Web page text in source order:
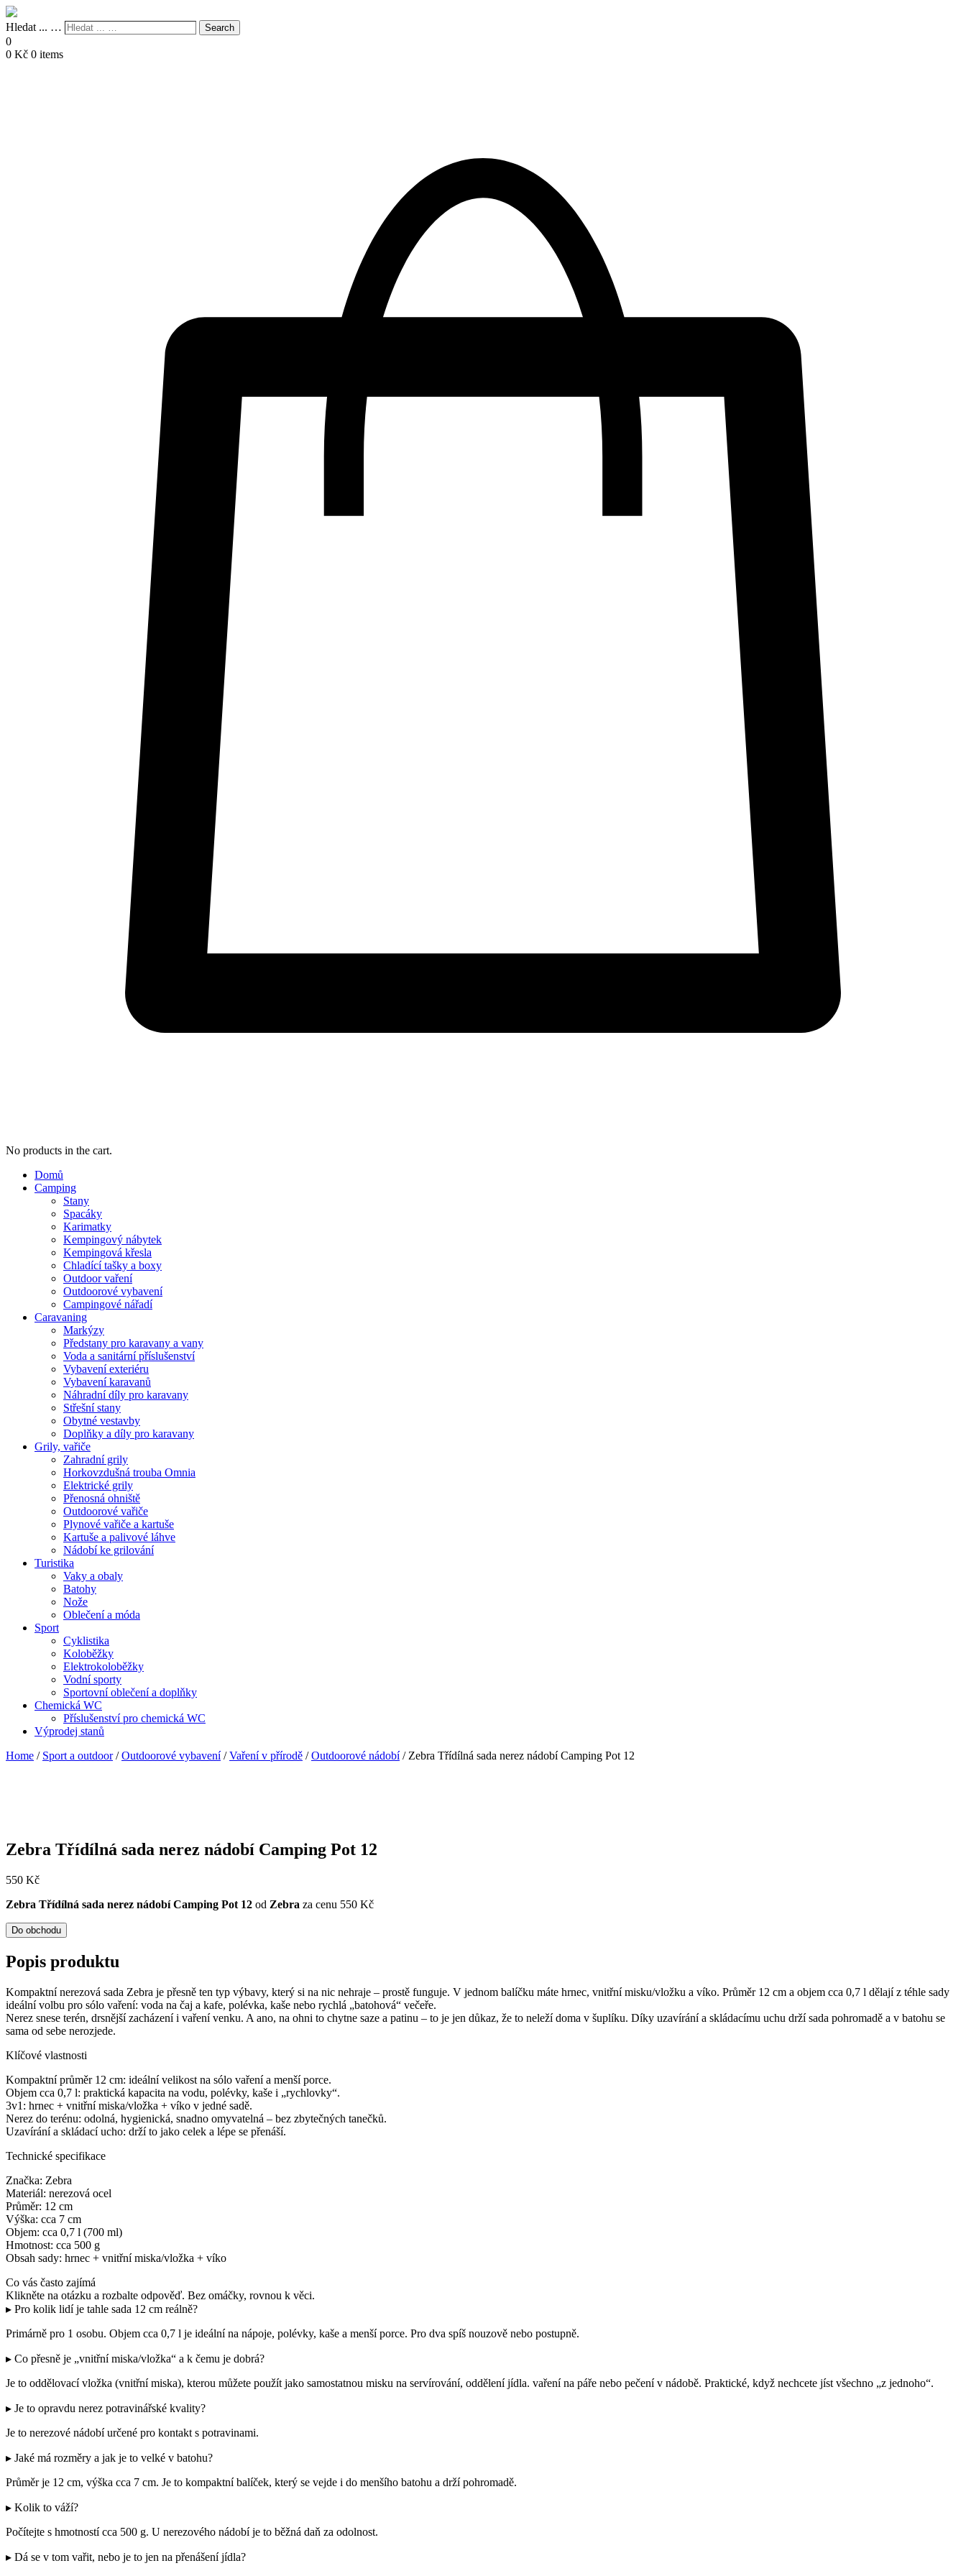
Hledat ... … Search
0
0 Kč 0 items
No products in the cart.
Domů
Camping
Stany
Spacáky
Karimatky
Kempingový nábytek
Kempingová křesla
Chladící tašky a boxy
Outdoor vaření
Outdoorové vybavení
Campingové nářadí
Caravaning
Markýzy
Předstany pro karavany a vany
Voda a sanitární příslušenství
Vybavení exteriéru
Vybavení karavanů
Náhradní díly pro karavany
Střešní stany
Obytné vestavby
Doplňky a díly pro karavany
Grily, vařiče
Zahradní grily
Horkovzdušná trouba Omnia
Elektrické grily
Přenosná ohniště
Outdoorové vařiče
Plynové vařiče a kartuše
Kartuše a palivové láhve
Nádobí ke grilování
Turistika
Vaky a obaly
Batohy
Nože
Oblečení a móda
Sport
Cyklistika
Koloběžky
Elektrokoloběžky
Vodní sporty
Sportovní oblečení a doplňky
Chemická WC
Příslušenství pro chemická WC
Výprodej stanů
Home / Sport a outdoor/Outdoorové vybavení/Vaření v přírodě /Outdoorové nádobí/ Zebra Třídílná sada nerez nádobí Camping Pot 12
Zebra Třídílná sada nerez nádobí Camping Pot 12
550 Kč
Zebra Třídílná sada nerez nádobí Camping Pot 12 od Zebra za cenu 550 Kč
Do obchodu
Popis produktu
Kompaktní nerezová sada Zebra je přesně ten typ výbavy, který si na nic nehraje – prostě funguje. V jednom balíčku máte hrnec, vnitřní misku/vložku a víko. Průměr 12 cm a objem cca 0,7 l dělají z téhle sady
ideální volbu pro sólo vaření: voda na čaj a kafe, polévka, kaše nebo rychlá „batohová“ večeře.
Nerez snese terén, drsnější zacházení i vaření venku. A ano, na ohni to chytne saze a patinu – to je jen důkaz, že to neleží doma v šuplíku. Díky uzavírání a skládacímu uchu drží sada pohromadě a v batohu se
sama od sebe nerozjede.
Klíčové vlastnosti
Kompaktní průměr 12 cm: ideální velikost na sólo vaření a menší porce.
Objem cca 0,7 l: praktická kapacita na vodu, polévky, kaše i „rychlovky“.
3v1: hrnec + vnitřní miska/vložka + víko v jedné sadě.
Nerez do terénu: odolná, hygienická, snadno omyvatelná – bez zbytečných tanečků.
Uzavírání a skládací ucho: drží to jako celek a lépe se přenáší.
Technické specifikace
Značka: Zebra
Materiál: nerezová ocel
Průměr: 12 cm
Výška: cca 7 cm
Objem: cca 0,7 l (700 ml)
Hmotnost: cca 500 g
Obsah sady: hrnec + vnitřní miska/vložka + víko
Co vás často zajímá
Klikněte na otázku a rozbalte odpověď. Bez omáčky, rovnou k věci.
▸ Pro kolik lidí je tahle sada 12 cm reálně?
Primárně pro 1 osobu. Objem cca 0,7 l je ideální na nápoje, polévky, kaše a menší porce. Pro dva spíš nouzově nebo postupně.
▸ Co přesně je „vnitřní miska/vložka“ a k čemu je dobrá?
Je to oddělovací vložka (vnitřní miska), kterou můžete použít jako samostatnou misku na servírování, oddělení jídla. vaření na páře nebo pečení v nádobě. Praktické, když nechcete jíst všechno „z jednoho“.
▸ Je to opravdu nerez potravinářské kvality?
Je to nerezové nádobí určené pro kontakt s potravinami.
▸ Jaké má rozměry a jak je to velké v batohu?
Průměr je 12 cm, výška cca 7 cm. Je to kompaktní balíček, který se vejde i do menšího batohu a drží pohromadě.
▸ Kolik to váží?
Počítejte s hmotností cca 500 g. U nerezového nádobí je to běžná daň za odolnost.
▸ Dá se v tom vařit, nebo je to jen na přenášení jídla?